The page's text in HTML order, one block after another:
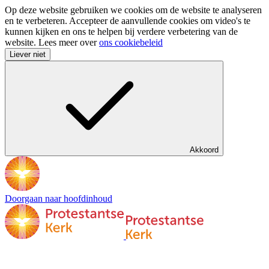
Op deze website gebruiken we cookies om de website te analyseren
en te verbeteren. Accepteer de aanvullende cookies om video's te
kunnen kijken en ons te helpen bij verdere verbetering van de
website. Lees meer overons cookiebeleid
Liever niet
Akkoord
Doorgaan naar hoofdinhoud